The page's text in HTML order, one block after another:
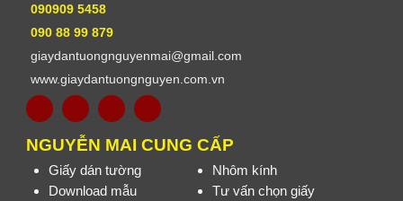
090909 5458
090 88 99 879
giaydantuongnguyenmai@gmail.com
www.giaydantuongnguyen.com.vn
NGUYỄN MAI CUNG CẤP
Giấy dán tường
Nhôm kính
Download mẫu
Tư vấn chọn giấy